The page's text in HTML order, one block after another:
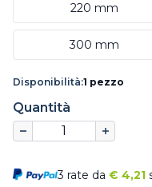
220 mm
300 mm
Disponibilità:1 pezzo
Quantità
3 rate da € 4,21